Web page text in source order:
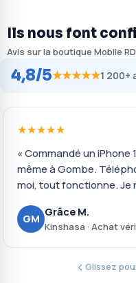
Ils nous font
Avis sur la boutique Mobile
4,8/5★★★★★1 200+
★★★★★
« Commandé un iPhone
même à Gombe.
moi, tout fonctionne. Je
GM Grâce M.
Kinshasa · Achat
Glissez